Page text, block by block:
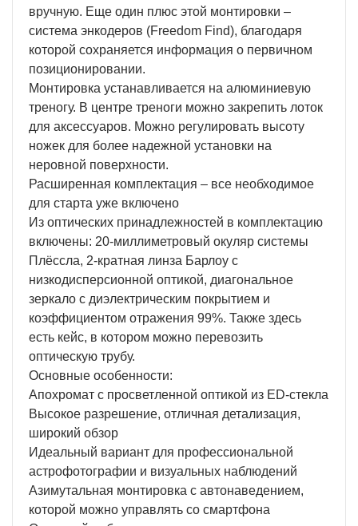
вручную. Еще один плюс этой монтировки –
система энкодеров (Freedom Find), благодаря
которой сохраняется информация о первичном
позиционировании.
Монтировка устанавливается на алюминиевую
треногу. В центре треноги можно закрепить лоток
для аксессуаров. Можно регулировать высоту
ножек для более надежной установки на
неровной поверхности.
Расширенная комплектация – все необходимое
для старта уже включено
Из оптических принадлежностей в комплектацию
включены: 20-миллиметровый окуляр системы
Плёссла, 2-кратная линза Барлоу с
низкодисперсионной оптикой, диагональное
зеркало с диэлектрическим покрытием и
коэффициентом отражения 99%. Также здесь
есть кейс, в котором можно перевозить
оптическую трубу.
Основные особенности:
Апохромат с просветленной оптикой из ED-стекла
Высокое разрешение, отличная детализация,
широкий обзор
Идеальный вариант для профессиональной
астрофотографии и визуальных наблюдений
Азимутальная монтировка с автонаведением,
которой можно управлять со смартфона